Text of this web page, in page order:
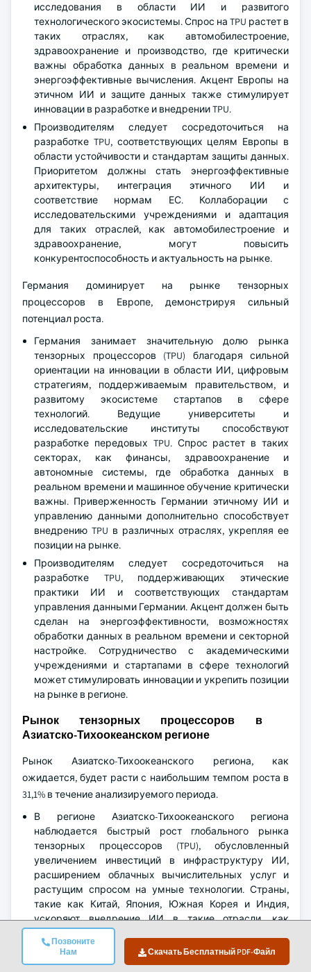
Позвоните
Нам
Скачать Бесплатный PDF-Файл
исследования в области ИИ и развитого
технологического экосистемы. Спрос на TPU растет в
таких отраслях, как автомобилестроение,
здравоохранение и производство, где критически
важны обработка данных в реальном времени и
энергоэффективные вычисления. Акцент Европы на
этичном ИИ и защите данных также стимулирует
инновации в разработке и внедрении TPU.
Производителям следует сосредоточиться на
разработке TPU, соответствующих целям Европы в
области устойчивости и стандартам защиты данных.
Приоритетом должны стать энергоэффективные
архитектуры, интеграция этичного ИИ и
соответствие нормам ЕС. Коллаборации с
исследовательскими учреждениями и адаптация
для таких отраслей, как автомобилестроение и
здравоохранение, могут повысить
конкурентоспособность и актуальность на рынке.
Германия доминирует на рынке тензорных
процессоров в Европе, демонстрируя сильный
потенциал роста.
Германия занимает значительную долю рынка
тензорных процессоров (TPU) благодаря сильной
ориентации на инновации в области ИИ, цифровым
стратегиям, поддерживаемым правительством, и
развитому экосистеме стартапов в сфере
технологий. Ведущие университеты и
исследовательские институты способствуют
разработке передовых TPU. Спрос растет в таких
секторах, как финансы, здравоохранение и
автономные системы, где обработка данных в
реальном времени и машинное обучение критически
важны. Приверженность Германии этичному ИИ и
управлению данными дополнительно способствует
внедрению TPU в различных отраслях, укрепляя ее
позиции на рынке.
Производителям следует сосредоточиться на
разработке TPU, поддерживающих этические
практики ИИ и соответствующих стандартам
управления данными Германии. Акцент должен быть
сделан на энергоэффективности, возможностях
обработки данных в реальном времени и секторной
настройке. Сотрудничество с академическими
учреждениями и стартапами в сфере технологий
может стимулировать инновации и укрепить позиции
на рынке в регионе.
Рынок тензорных процессоров в
Азиатско-Тихоокеанском регионе
Рынок Азиатско-Тихоокеанского региона, как
ожидается, будет расти с наибольшим темпом роста в
31,1% в течение анализируемого периода.
В регионе Азиатско-Тихоокеанского региона
наблюдается быстрый рост глобального рынка
тензорных процессоров (TPU), обусловленный
увеличением инвестиций в инфраструктуру ИИ,
расширением облачных вычислительных услуг и
растущим спросом на умные технологии. Страны,
такие как Китай, Япония, Южная Корея и Индия,
ускоряют внедрение ИИ в такие отрасли, как
производство, здравоохранение и
автомобилестроение. Инициативы правительства,
большой пул талантов в сфере технологий и